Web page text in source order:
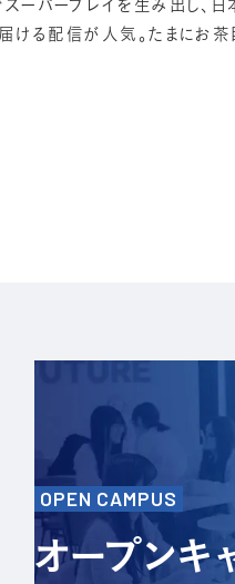
パープレイを⽣み出し、
ける配信が人気。たまにお茶
OPEN CAMPUS
オープンキ